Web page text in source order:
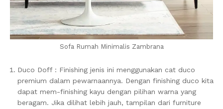
Sofa Rumah Minimalis Zambrana
Duco Doff : Finishing jenis ini menggunakan cat duco
premium dalam pewarnaannya. Dengan finishing duco kita
dapat mem-finishing kayu dengan pilihan warna yang
beragam. Jika dilihat lebih jauh, tampilan dari furniture